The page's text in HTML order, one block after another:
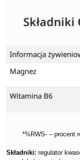
Składniki
Informacja
Magnez
Witamina B6
*%RWS- – procent
Składniki: regulator